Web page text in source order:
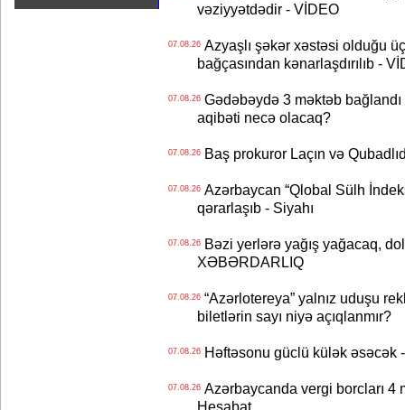
vəziyyətdədir - VİDEO
07.08.26Azyaşlı şəkər xəstəsi olduğu
bağçasından kənarlaşdırılıb -
07.08.26Gədəbəydə 3 məktəb
aqibəti necə olacaq?
07.08.26Baş prokuror Laçın və
07.08.26Azərbaycan “Qlobal Sülh
qərarlaşıb - Siyahı
07.08.26Bəzi yerlərə yağış yağacaq,
XƏBƏRDARLIQ
07.08.26“Azərlotereya” yalnız uduşu
biletlərin sayı niyə açıqlanmır?
07.08.26Həftəsonu güclü külək əsəcək
07.08.26Azərbaycanda vergi borcları 4
Hesabat